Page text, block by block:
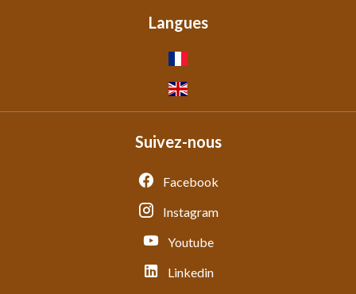
Langues
Suivez-nous
Facebook
Instagram
Youtube
Linkedin